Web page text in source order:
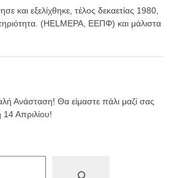
και εξελίχθηκε, τέλος δεκαετίας 1980,
(HELMEPA, ΕΕΠΦ) και μάλιστα
Ανάσταση! Θα είμαστε πάλι μαζί σας
Απριλίου!